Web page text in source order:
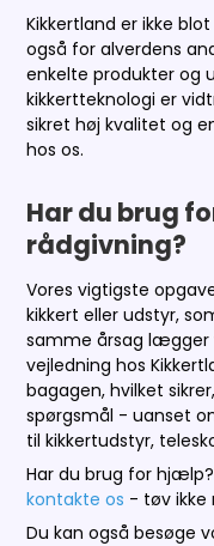
Kikkertland er ikke
også for alverdens
enkelte produkter og
kikkertteknologi er
sikret høj kvalitet og
hos os.
Har du brug
rådgivning?
Vores vigtigste
kikkert eller udstyr,
samme årsag
vejledning hos
bagagen, hvilket
spørgsmål - uanset
til kikkertudstyr,
Har du brug for
kontakte os - tøv ikke
Du kan også besøge